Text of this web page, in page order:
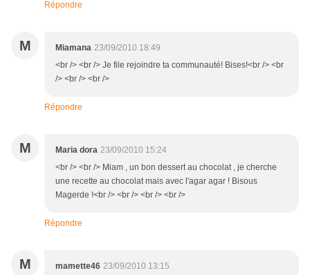
Répondre
M Miamana 23/09/2010 18:49
<br /> <br /> Je file rejoindre ta communauté! Bises!<br /> <br
/> <br /> <br />
Répondre
M Maria dora 23/09/2010 15:24
<br /> <br /> Miam , un bon dessert au chocolat , je cherche
une recette au chocolat mais avec l'agar agar ! Bisous
Magerde !<br /> <br /> <br /> <br />
Répondre
M mamette46 23/09/2010 13:15